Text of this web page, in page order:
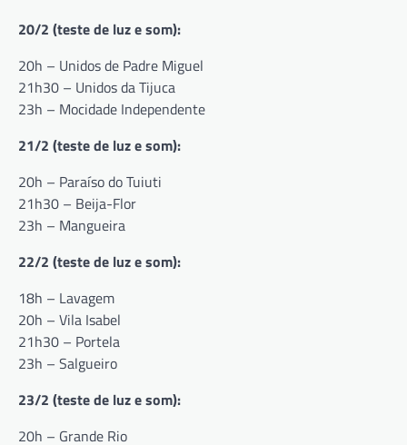
20/2 (teste de luz e som):
20h – Unidos de Padre Miguel
21h30 – Unidos da Tijuca
23h – Mocidade Independente
21/2 (teste de luz e som):
20h – Paraíso do Tuiuti
21h30 – Beija-Flor
23h – Mangueira
22/2 (teste de luz e som):
18h – Lavagem
20h – Vila Isabel
21h30 – Portela
23h – Salgueiro
23/2 (teste de luz e som):
20h – Grande Rio